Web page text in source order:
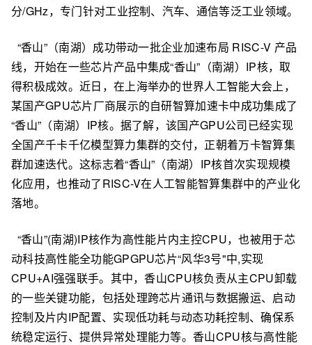
分/GHz，专门针对工业控制、汽车、通信等泛工业领域。
“香山”（南湖）成功带动一批企业加速布局 RISC-V 产品
线，开始在一些芯片产品中集成“香山”（南湖）IP核，取
得积极成效。近日，在上海举办的世界人工智能大会上，
某国产GPU芯片厂商展示的自研智算加速卡中成功集成了
“香山”（南湖）IP核。据了解，该国产GPU公司已经实现
全国产千卡千亿模型算力集群的交付，正朝着万卡智算集
群加速迭代。这标志着“香山”（南湖）IP核首次实现规模
化应用，也推动了RISC-V在人工智能智算集群中的产业化
落地。
“香山”(南湖)IP核作为高性能片内主控CPU，也被用于芯
动科技高性能全功能GPGPU芯片“风华3号"中,实现
CPU+AI强强联手。其中，香山CPU核负责从主CPU卸载
的一些关键功能，包括处理跨芯片通讯与数据搬运、启动
控制及片内IP配置、实现低功耗与动态功耗控制、确保系
统稳定运行、提供异常处理能力等。香山CPU核与高性能